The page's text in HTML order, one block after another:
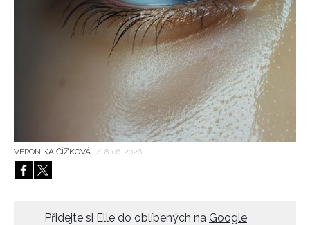
VERONIKA ČÍŽKOVÁ / 8. 06. 2026
Přidejte si Elle do oblíbených na Google